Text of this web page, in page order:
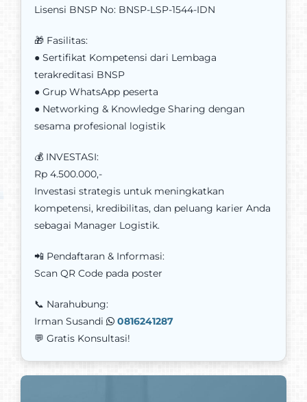
Lisensi BNSP No: BNSP-LSP-1544-IDN
🎁 Fasilitas:
● Sertifikat Kompetensi dari Lembaga
terakreditasi BNSP
● Grup WhatsApp peserta
● Networking & Knowledge Sharing dengan
sesama profesional logistik
💰 INVESTASI:
Rp 4.500.000,-
Investasi strategis untuk meningkatkan
kompetensi, kredibilitas, dan peluang karier Anda
sebagai Manager Logistik.
📲 Pendaftaran & Informasi:
Scan QR Code pada poster
📞 Narahubung:
Irman Susandi
0816241287
💬 Gratis Konsultasi!